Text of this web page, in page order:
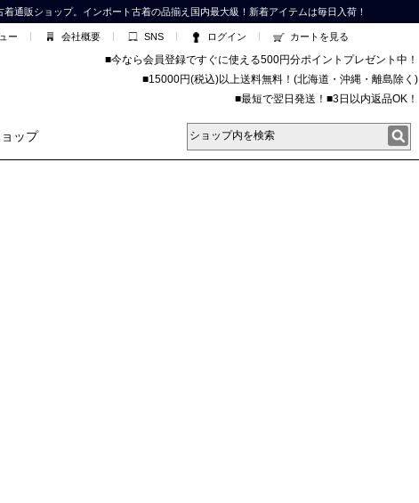
通販ショップ。インポート古着の品揃え国内最大級！新着アイテムは毎日入荷！
ー 会社概要 SNS ログイン カートを見る
■今なら会員登録ですぐに使える500円分ポイントプレゼント中！
■15000円(税込)以上送料無料！(北海道・沖縄・離島除く)
■最短で翌日発送！■3日以内返品OK！
ップ